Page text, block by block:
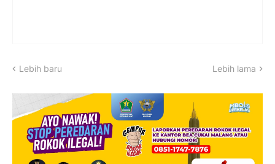
Lebih baru Lebih lama